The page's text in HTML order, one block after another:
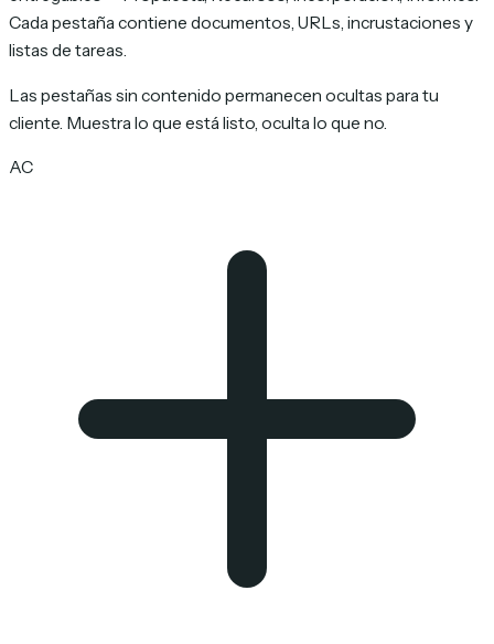
Cada pestaña contiene documentos, URLs, incrustaciones y
listas de tareas.
Las pestañas sin contenido permanecen ocultas para tu
cliente. Muestra lo que está listo, oculta lo que no.
AC